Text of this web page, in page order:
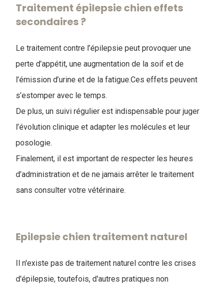
Traitement épilepsie chien effets
secondaires ?
Le traitement contre l’épilepsie peut provoquer une
perte d’appétit, une augmentation de la soif et de
l’émission d’urine et de la fatigue.Ces effets peuvent
s’estomper avec le temps.
De plus, un suivi régulier est indispensable pour juger
l’évolution clinique et adapter les molécules et leur
posologie.
Finalement, il est important de respecter les heures
d’administration et de ne jamais arrêter le traitement
sans consulter votre vétérinaire.
Epilepsie chien traitement naturel
Il n'existe pas de traitement naturel contre les crises
d'épilepsie, toutefois, d'autres pratiques non